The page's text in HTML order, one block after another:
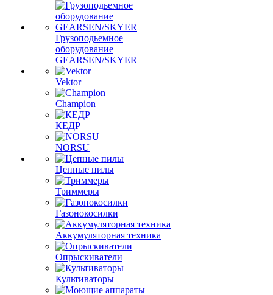
Грузоподьемное
оборудование
GEARSEN/SKYER
Vektor
Champion
КЕДР
NORSU
Цепные пилы
Триммеры
Газонокосилки
Аккумуляторная техника
Опрыскиватели
Культиваторы